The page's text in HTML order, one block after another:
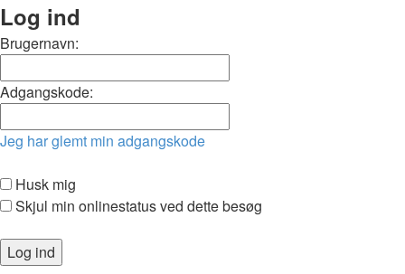
Log ind
Brugernavn:
Adgangskode:
Jeg har glemt min adgangskode
Husk mig
Skjul min onlinestatus ved dette besøg